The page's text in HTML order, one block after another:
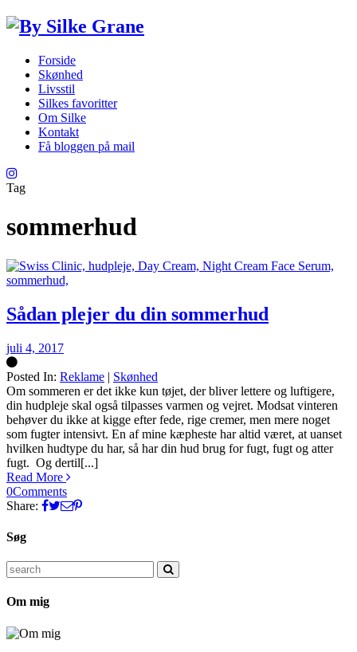
Forside
Skønhed
Livsstil
Silkes favoritter
Om Silke
Kontakt
Få bloggen på mail
Tag
sommerhud
Sådan plejer du din sommerhud
juli 4, 2017
Posted In: Reklame | Skønhed
Silke
Om sommeren er det ikke kun tøjet, der bliver lettere og luftigere,
din hudpleje skal også tilpasses varmen og vejret. Modsat vinteren
behøver du ikke at kigge efter fede, rige cremer, men mere noget
som fugter intensivt. En af mine kæpheste har altid været, at uanset
hvilken hudtype du har, så har din hud brug for fugt, fugt og atter
fugt. Og dertil[...]
Read More
0Comments
Share:
Søg
Search
for:
Om mig